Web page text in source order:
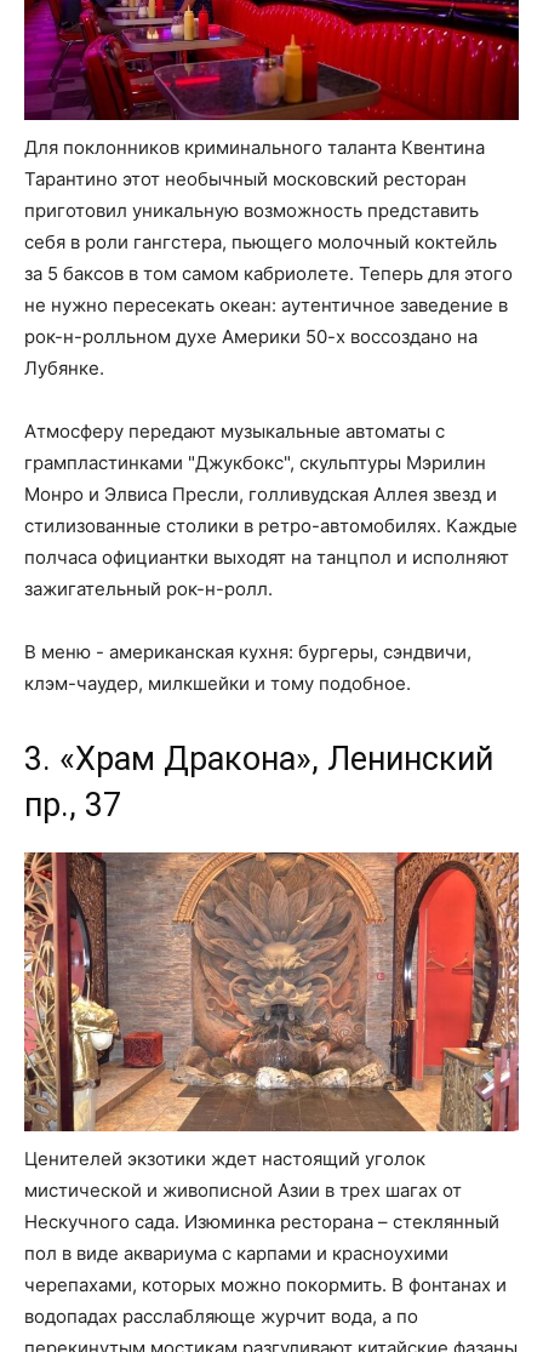
Для поклонников криминального таланта Квентина
Тарантино этот необычный московский ресторан
приготовил уникальную возможность представить
себя в роли гангстера, пьющего молочный коктейль
за 5 баксов в том самом кабриолете. Теперь для этого
не нужно пересекать океан: аутентичное заведение в
рок-н-ролльном духе Америки 50-х воссоздано на
Лубянке.
Атмосферу передают музыкальные автоматы с
грампластинками "Джукбокс", скульптуры Мэрилин
Монро и Элвиса Пресли, голливудская Аллея звезд и
стилизованные столики в ретро-автомобилях. Каждые
полчаса официантки выходят на танцпол и исполняют
зажигательный рок-н-ролл.
В меню - американская кухня: бургеры, сэндвичи,
клэм-чаудер, милкшейки и тому подобное.
3. «Храм Дракона», Ленинский
пр., 37
Ценителей экзотики ждет настоящий уголок
мистической и живописной Азии в трех шагах от
Нескучного сада. Изюминка ресторана – стеклянный
пол в виде аквариума с карпами и красноухими
черепахами, которых можно покормить. В фонтанах и
водопадах расслабляюще журчит вода, а по